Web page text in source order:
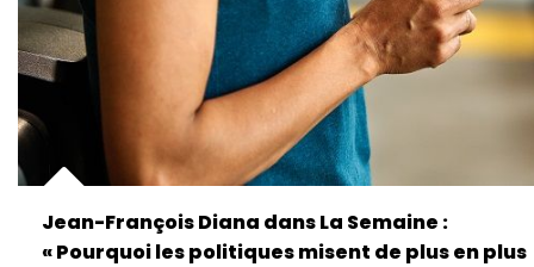
Jean-François Diana dans La Semaine :
« Pourquoi les politiques misent de plus en plus